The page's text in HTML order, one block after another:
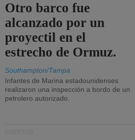
Otro barco fue
alcanzado por un
proyectil en el
estrecho de Ormuz.
Southampton/Tampa
Infantes de Marina estadounidenses
realizaron una inspección a bordo de un
petrolero autorizado.